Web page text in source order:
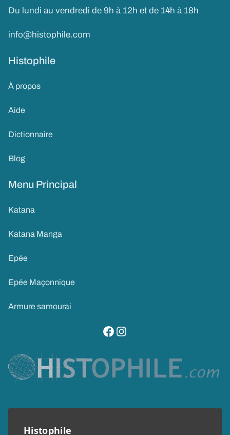
Du lundi au vendredi de 9h à 12h et de 14h à 18h
info@histophile.com
Histophile
À propos
Aide
Dictionnaire
Blog
Menu Principal
Katana
Katana Manga
Epée
Epée Maçonnique
Armure samourai
visitez notre page facebook
suivez notre compte instagram
Histophile